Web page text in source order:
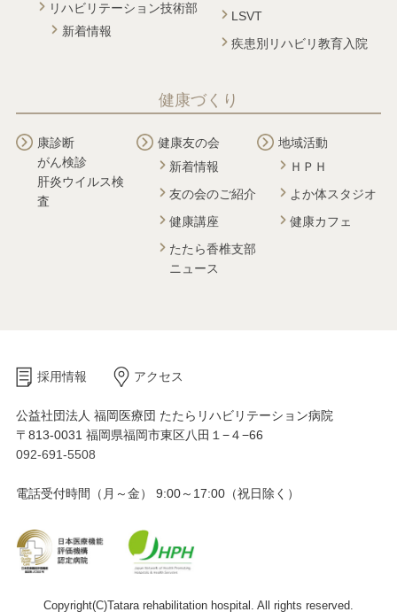
リハビリテーション技術部
新着情報
LSVT
疾患別リハビリ教育入院
健康づくり
康診断
がん検診
肝炎ウイルス検
査
健康友の会
新着情報
友の会のご紹介
健康講座
たたら香椎支部
ニュース
地域活動
ＨＰＨ
よか体スタジオ
健康カフェ
採用情報 アクセス
公益社団法人 福岡医療団 たたらリハビリテーション病院
〒813-0031 福岡県福岡市東区八田１−４−66
092-691-5508
電話受付時間（月～金） 9:00～17:00（祝日除く）
Copyright(C)Tatara rehabilitation hospital. All rights reserved.